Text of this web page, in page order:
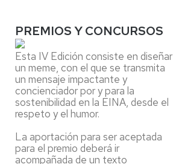
PREMIOS Y CONCURSOS
Esta IV Edición consiste en diseñar
un meme, con el que se transmita
un mensaje impactante y
concienciador por y para la
sostenibilidad en la EINA, desde el
respeto y el humor.
La aportación para ser aceptada
para el premio deberá ir
acompañada de un texto